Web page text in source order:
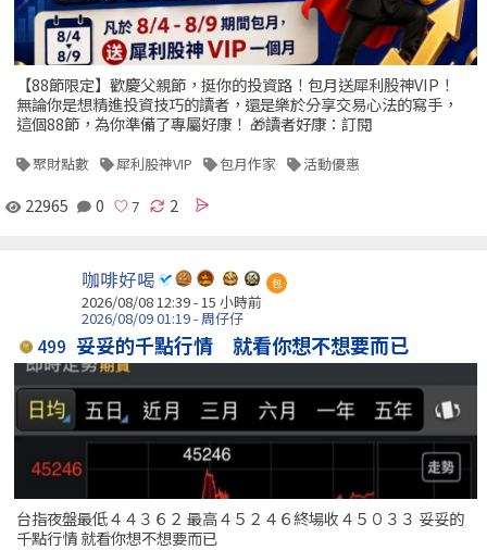
【88節限定】歡慶父親節，挺你的投資路！包月送犀利股神VIP！
無論你是想精進投資技巧的讀者，還是樂於分享交易心法的寫手，
這個88節，為你準備了專屬好康！ 🎁讀者好康：訂閱
聚財點數 犀利股神VIP 包月作家 活動優惠
22965 0 2
咖啡好喝 包
2026/08/08 12:39 -15 小時前
2026/08/09 01:19 - 周仔仔
499 妥妥的千點行情 就看你想不想要而已
台指夜盤最低４４３６２ 最高４５２４６終場收４５０３３ 妥妥的
千點行情 就看你想不想要而已